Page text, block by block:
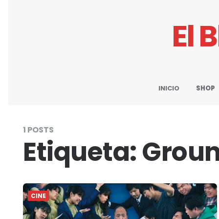
El
INICIO SHOP
1 POSTS
Etiqueta:
CINE